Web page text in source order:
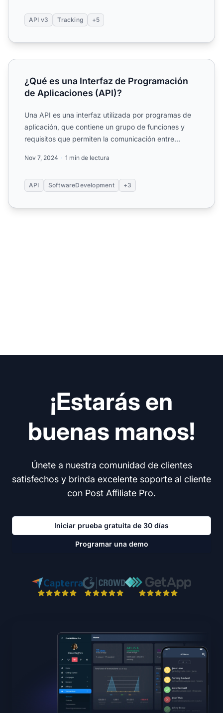
API v3 Tracking +5
¿Qué es una Interfaz de Programación de Aplicaciones
¿Qué es una Interfaz de Programación
de Aplicaciones (API)?
Una API es una interfaz utilizada por programas de
aplicación, que contiene un grupo de funciones y
requisitos que permiten la comunicación entre
Nov 7, 2024 1 min de lectura
API SoftwareDevelopment +3
¡Estarás en
buenas manos!
Únete a nuestra comunidad de clientes
satisfechos y brinda excelente soporte al cliente
con Post Affiliate Pro.
Iniciar prueba gratuita de 30 días
Programar una demo